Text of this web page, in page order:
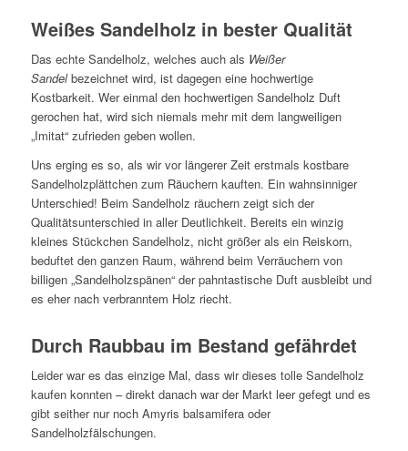
Weißes Sandelholz in bester Qualität
Das echte Sandelholz, welches auch als Weißer
Sandelbezeichnet wird, ist dagegen eine hochwertige
Kostbarkeit. Wer einmal den hochwertigen Sandelholz Duft
gerochen hat, wird sich niemals mehr mit dem langweiligen
„Imitat“ zufrieden geben wollen.
Uns erging es so, als wir vor längerer Zeit erstmals kostbare
Sandelholzplättchen zum Räuchern kauften. Ein wahnsinniger
Unterschied! Beim Sandelholz räuchern zeigt sich der
Qualitätsunterschied in aller Deutlichkeit. Bereits ein winzig
kleines Stückchen Sandelholz, nicht größer als ein Reiskorn,
beduftet den ganzen Raum, während beim Verräuchern von
billigen „Sandelholzspänen“ der pahntastische Duft ausbleibt und
es eher nach verbranntem Holz riecht.
Durch Raubbau im Bestand gefährdet
Leider war es das einzige Mal, dass wir dieses tolle Sandelholz
kaufen konnten – direkt danach war der Markt leer gefegt und es
gibt seither nur noch Amyris balsamifera oder
Sandelholzfälschungen.